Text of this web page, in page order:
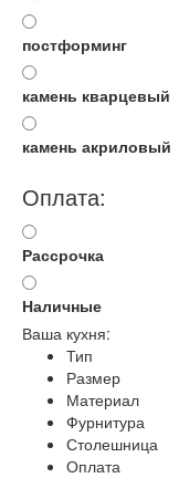
постформинг
камень кварцевый
камень акриловый
Оплата:
Рассрочка
Наличные
Ваша кухня:
Тип
Размер
Материал
Фурнитура
Столешница
Оплата